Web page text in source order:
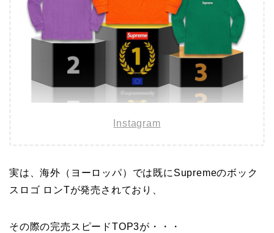
Instagram
実は、海外（ヨーロッパ）では既にSupremeのボック
スロゴ ロンTが発売されており、
その際の完売スピードTOP3が・・・